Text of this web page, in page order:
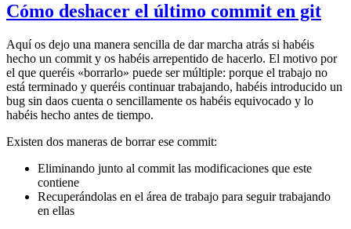
Cómo deshacer el último commit en git
Aquí os dejo una manera sencilla de dar marcha atrás si habéis
hecho un commit y os habéis arrepentido de hacerlo. El motivo por
el que queréis «borrarlo» puede ser múltiple: porque el trabajo no
está terminado y queréis continuar trabajando, habéis introducido un
bug sin daos cuenta o sencillamente os habéis equivocado y lo
habéis hecho antes de tiempo.
Existen dos maneras de borrar ese commit:
Eliminando junto al commit las modificaciones que este
contiene
Recuperándolas en el área de trabajo para seguir trabajando
en ellas